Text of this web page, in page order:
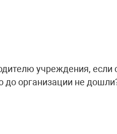
учреждения,
организации не